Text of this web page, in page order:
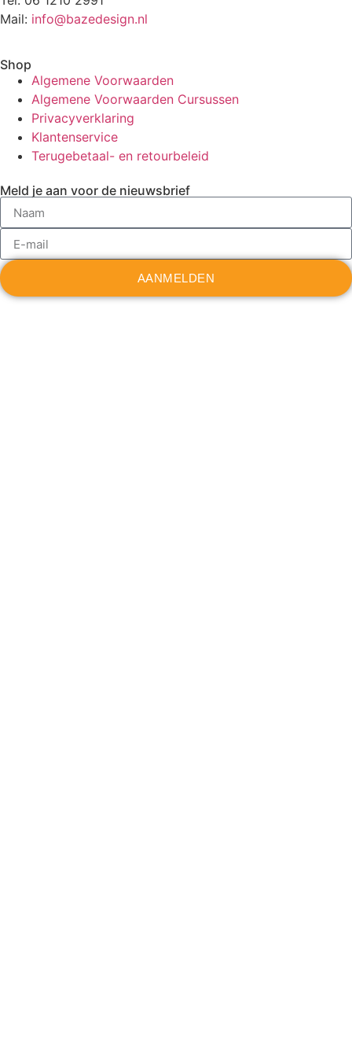
Mail: info@bazedesign.nl
Shop
Algemene Voorwaarden
Algemene Voorwaarden Cursussen
Privacyverklaring
Klantenservice
Terugebetaal- en retourbeleid
Meld je aan voor de nieuwsbrief
AANMELDEN